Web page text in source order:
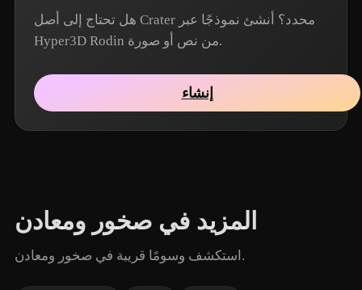
هل تحتاج إلى أصل Crater محدد؟ أنشئ نموذجًا عبر
Hyper3D Rodin من نص أو صورة.
إنشاء
المزيد في صخور ومعادن
استكشف وسومًا قريبة في صخور ومعادن.